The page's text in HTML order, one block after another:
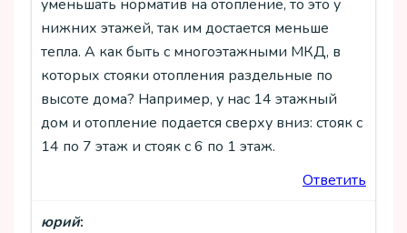
уменьшать норматив на отопление, то это у
нижних этажей, так им достается меньше
тепла. А как быть с многоэтажными МКД, в
которых стояки отопления раздельные по
высоте дома? Например, у нас 14 этажный
дом и отопление подается сверху вниз: стояк с
14 по 7 этаж и стояк с 6 по 1 этаж.
Ответить
юрий: